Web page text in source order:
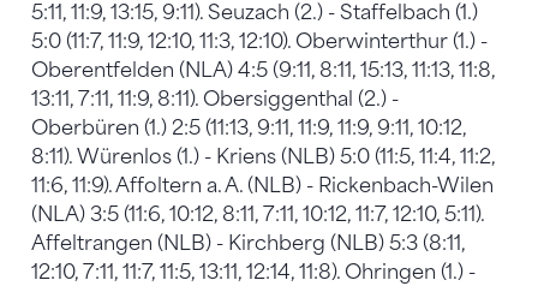
5:11, 11:9, 13:15, 9:11). Seuzach (2.) - Staffelbach (1.)
5:0 (11:7, 11:9, 12:10, 11:3, 12:10). Oberwinterthur (1.) -
Oberentfelden (NLA) 4:5 (9:11, 8:11, 15:13, 11:13, 11:8,
13:11, 7:11, 11:9, 8:11). Obersiggenthal (2.) -
Oberbüren (1.) 2:5 (11:13, 9:11, 11:9, 11:9, 9:11, 10:12,
8:11). Würenlos (1.) - Kriens (NLB) 5:0 (11:5, 11:4, 11:2,
11:6, 11:9). Affoltern a. A. (NLB) - Rickenbach-Wilen
(NLA) 3:5 (11:6, 10:12, 8:11, 7:11, 10:12, 11:7, 12:10, 5:11).
Affeltrangen (NLB) - Kirchberg (NLB) 5:3 (8:11,
12:10, 7:11, 11:7, 11:5, 13:11, 12:14, 11:8). Ohringen (1.) -